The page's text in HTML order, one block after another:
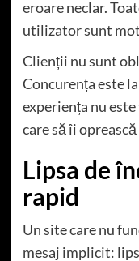
eroare neclar.
utilizator sunt
Clienții nu sunt
Concurența este
experiența nu
care să îi oprească
Lipsa de
rapid
Un site care nu
mesaj implicit: